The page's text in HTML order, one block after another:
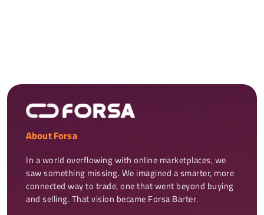
About Forsa
In a world overflowing with online marketplaces, we
saw something missing. We imagined a smarter, more
connected way to trade, one that went beyond buying
and selling. That vision became Forsa Barter.